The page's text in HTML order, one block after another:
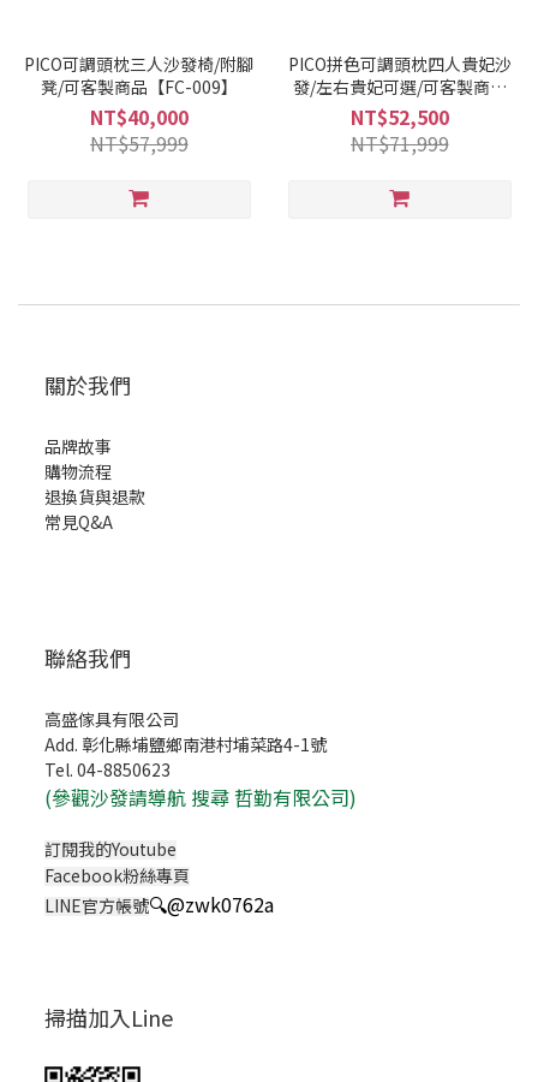
PICO可調頭枕三人沙發椅/附腳
凳/可客製商品【FC-009】
NT$40,000
NT$57,999
PICO拼色可調頭枕四人貴妃沙
發/左右貴妃可選/可客製商品
【FC-010】
NT$52,500
NT$71,999
關於我們
品牌故事
購物流程
退換貨與退款
常見Q&A
聯絡我們
高盛傢具有限公司
Add. 彰化縣埔鹽鄉南港村埔菜路4-1號
Tel. 04-8850623
(參觀沙發請導航 搜尋 哲勤有限公司)
訂閱我的Youtube
Facebook粉絲專頁
LINE官方帳號🔍@zwk0762a
掃描加入Line